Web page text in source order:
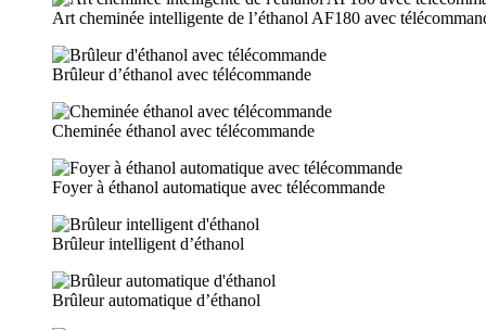
Art cheminée intelligente de l’éthanol AF180 avec
Brûleur d’éthanol avec télécommande
Cheminée éthanol avec télécommande
Foyer à éthanol automatique avec télécommande
Brûleur intelligent d’éthanol
Brûleur automatique d’éthanol